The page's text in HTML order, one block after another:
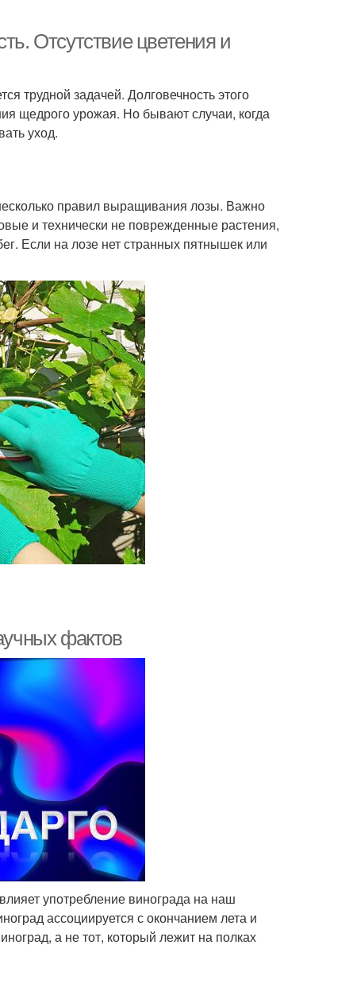
Отсутствие цветения и
трудной задачей. Долговечность этого
щедрого урожая. Но бывают случаи, когда
уход.
правил выращивания лозы. Важно
и технически не поврежденные растения,
Если на лозе нет странных пятнышек или
фактов
употребление винограда на наш
ассоциируется с окончанием лета и
а не тот, который лежит на полках